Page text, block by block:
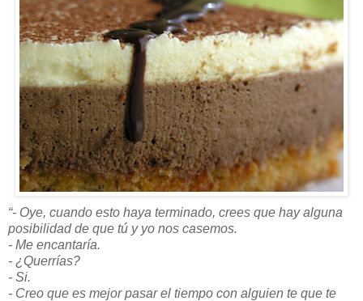
“- Oye, cuando esto haya terminado, crees que hay alguna
posibilidad de que tú y yo nos casemos.
- Me encantaría.
- ¿Querrías?
- Si.
- Creo que es mejor pasar el tiempo con alguien te que te